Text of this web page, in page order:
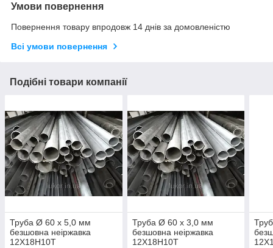
Умови повернення
Повернення товару впродовж 14 днів за домовленістю
Всі умови повернення
Подібні товари компанії
Труба Ø 60 х 5,0 мм
безшовна неіржавка
12Х18Н10Т
Труба Ø 60 х 3,0 мм
безшовна неіржавка
12Х18Н10Т